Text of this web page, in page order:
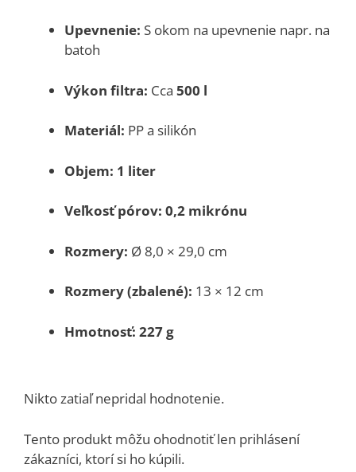
Upevnenie: S okom na upevnenie napr. na
batoh
Výkon filtra: Cca 500 l
Materiál: PP a silikón
Objem: 1 liter
Veľkosť pórov: 0,2 mikrónu
Rozmery: Ø 8,0 × 29,0 cm
Rozmery (zbalené): 13 × 12 cm
Hmotnosť: 227 g
Nikto zatiaľ nepridal hodnotenie.
Tento produkt môžu ohodnotiť len prihlásení
zákazníci, ktorí si ho kúpili.